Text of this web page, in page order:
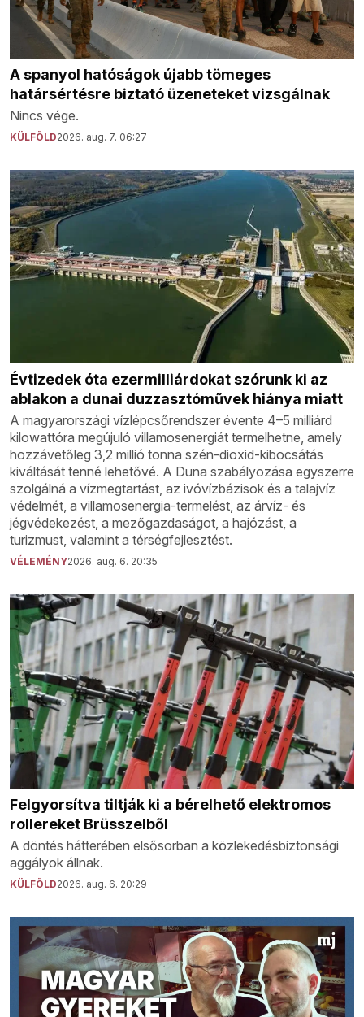
A spanyol hatóságok újabb tömeges
határsértésre biztató üzeneteket vizsgálnak
Nincs vége.
KÜLFÖLD2026. aug. 7. 06:27
Évtizedek óta ezermilliárdokat szórunk ki az
ablakon a dunai duzzasztóművek hiánya miatt
A magyarországi vízlépcsőrendszer évente 4–5 milliárd
kilowattóra megújuló villamosenergiát termelhetne, amely
hozzávetőleg 3,2 millió tonna szén-dioxid-kibocsátás
kiváltását tenné lehetővé. A Duna szabályozása egyszerre
szolgálná a vízmegtartást, az ivóvízbázisok és a talajvíz
védelmét, a villamosenergia-termelést, az árvíz- és
jégvédekezést, a mezőgazdaságot, a hajózást, a
turizmust, valamint a térségfejlesztést.
VÉLEMÉNY2026. aug. 6. 20:35
Felgyorsítva tiltják ki a bérelhető elektromos
rollereket Brüsszelből
A döntés hátterében elsősorban a közlekedésbiztonsági
aggályok állnak.
KÜLFÖLD2026. aug. 6. 20:29